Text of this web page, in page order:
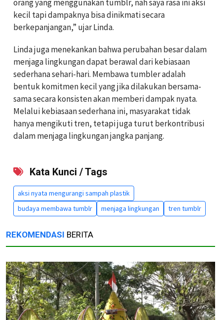
orang yang menggunakan tumblr, nah saya rasa ini aksi
kecil tapi dampaknya bisa dinikmati secara
berkepanjangan,” ujar Linda.
Linda juga menekankan bahwa perubahan besar dalam
menjaga lingkungan dapat berawal dari kebiasaan
sederhana sehari-hari. Membawa tumbler adalah
bentuk komitmen kecil yang jika dilakukan bersama-
sama secara konsisten akan memberi dampak nyata.
Melalui kebiasaan sederhana ini, masyarakat tidak
hanya mengikuti tren, tetapi juga turut berkontribusi
dalam menjaga lingkungan jangka panjang.
Kata Kunci / Tags
aksi nyata mengurangi sampah plastik
budaya membawa tumblr
menjaga lingkungan tren tumblr
REKOMENDASI BERITA